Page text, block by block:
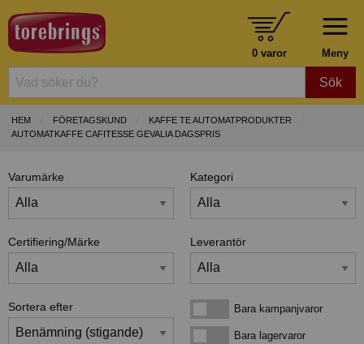
Meny
0 varor
Sök
HEM FÖRETAGSKUND
KAFFE TE AUTOMATPRODUKTER
AUTOMATKAFFE CAFITESSE GEVALIA DAGSPRIS
Varumärke Kategori
Certifiering/Märke Leverantör
Sortera efter Bara kampanjvarorBara kampanjvaror
Bara lagervarorBara lagervaror